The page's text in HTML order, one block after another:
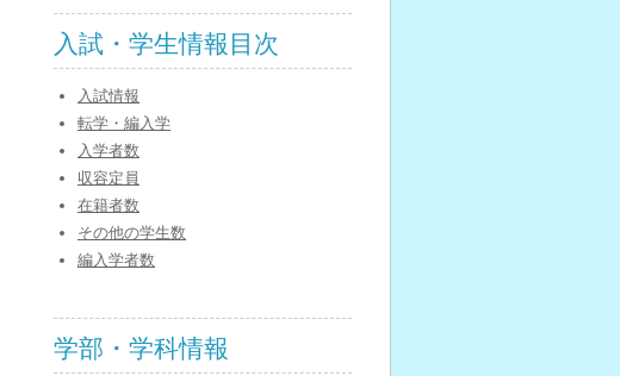
入試・学生情報目次
入試情報
転学・編入学
入学者数
収容定員
在籍者数
その他の学生数
編入学者数
学部・学科情報